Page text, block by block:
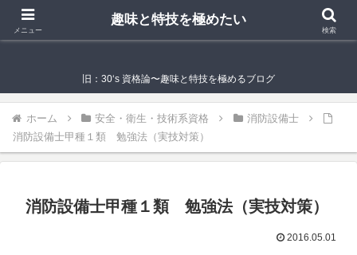
趣味と特技を極めたい
旧：30‘s 資格論〜趣味と特技を極めるブログ
ホーム 安全・衛生・技術系資格
消防設備士
消防設備士甲種１類 勉強法（実技対策）
消防設備士甲種１類 勉強法（実技対策）
2016.05.01
メニュー
趣味と特技を極めたい
検索